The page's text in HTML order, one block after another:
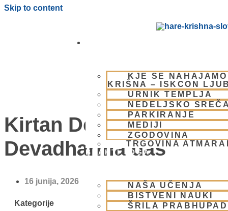
Skip to content
KJE SE
KRIŠNA – ISKCON
URNIK TEMPLJA
NEDELJSKO
PARKIRANJE
MEDIJI
ZGODOVINA
TRGOVINA
BHAKTI JOGA
NAŠA UČENJA
BISTVENI NAUKI
ŠRILA
Kirtan Delavnica z
Devadharma das
16 junija, 2026
Kategorije